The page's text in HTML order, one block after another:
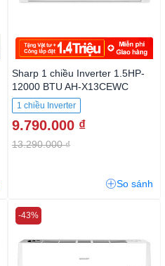
Sharp 1 chiều Inverter 1.5HP-
12000 BTU AH-X13CEWC
1 chiều Inverter
9.790.000 ₫
13.290.000 ₫
So sánh
-43%